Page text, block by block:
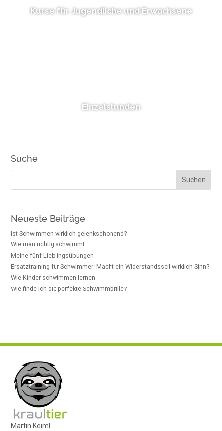
Kurse für Jugendliche und Erwachsene
Einzelstunden
Suche
Neueste Beiträge
Ist Schwimmen wirklich gelenkschonend?
Wie man richtig schwimmt
Meine fünf Lieblingsübungen
Ersatztraining für Schwimmer: Macht ein Widerstandsseil wirklich Sinn?
Wie Kinder schwimmen lernen
Wie finde ich die perfekte Schwimmbrille?
Martin Keiml